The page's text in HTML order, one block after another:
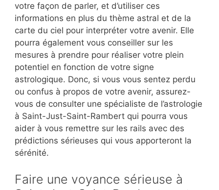
votre façon de parler, et d’utiliser ces
informations en plus du thème astral et de la
carte du ciel pour interpréter votre avenir. Elle
pourra également vous conseiller sur les
mesures à prendre pour réaliser votre plein
potentiel en fonction de votre signe
astrologique. Donc, si vous vous sentez perdu
ou confus à propos de votre avenir, assurez-
vous de consulter une spécialiste de l’astrologie
à Saint-Just-Saint-Rambert qui pourra vous
aider à vous remettre sur les rails avec des
prédictions sérieuses qui vous apporteront la
sérénité.
Faire une voyance sérieuse à